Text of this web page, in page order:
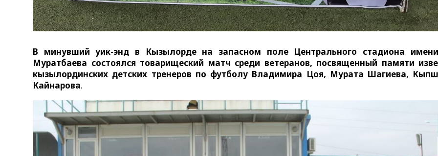
В минувший уик-энд в Кызылорде на запасном поле Центрального стадиона
Муратбаева состоялся товарищеский матч среди ветеранов, посвященный памяти
кызылординских детских тренеров по футболу Владимира Цоя, Мурата Шагиева,
Кайнарова.